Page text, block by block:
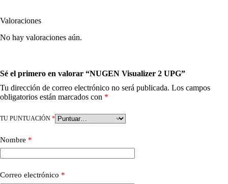
Valoraciones
No hay valoraciones aún.
Sé el primero en valorar “NUGEN Visualizer 2 UPG”
Tu dirección de correo electrónico no será publicada. Los campos
obligatorios están marcados con *
TU PUNTUACIÓN *
Nombre *
Correo electrónico *